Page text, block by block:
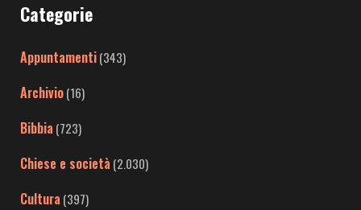
Categorie
Appuntamenti(343)
Archivio(16)
Bibbia (723)
Chiese e società (2.030)
Cultura (397)